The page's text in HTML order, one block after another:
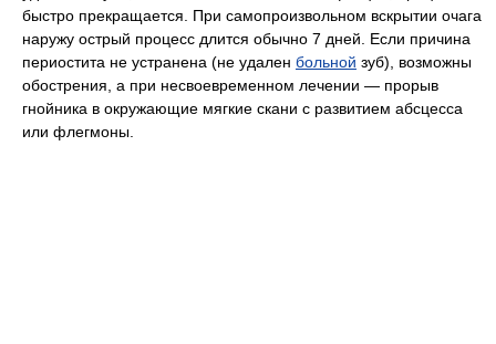
быстро прекращается. При самопроизвольном вскрытии очага
наружу острый процесс длится обычно 7 дней. Если причина
периостита не устранена (не удален больной зуб), возможны
обострения, а при несвоевременном лечении — прорыв
гнойника в окружающие мягкие скани с развитием абсцесса
или флегмоны.